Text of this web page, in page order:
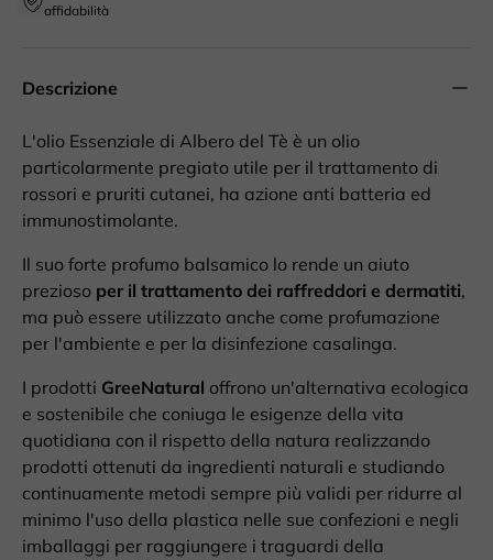
affidabilità
Descrizione
L'olio Essenziale di Albero del Tè è un olio
particolarmente pregiato utile per il trattamento di
rossori e pruriti cutanei, ha azione anti batteria ed
immunostimolante.
Il suo forte profumo balsamico lo rende un aiuto
prezioso per il trattamento dei raffreddori e dermatiti,
ma può essere utilizzato anche come profumazione
per l'ambiente e per la disinfezione casalinga.
I prodotti GreeNatural offrono un'alternativa ecologica
e sostenibile che coniuga le esigenze della vita
quotidiana con il rispetto della natura realizzando
prodotti ottenuti da ingredienti naturali e studiando
continuamente metodi sempre più validi per ridurre al
minimo l'uso della plastica nelle sue confezioni e negli
imballaggi per raggiungere i traguardi della